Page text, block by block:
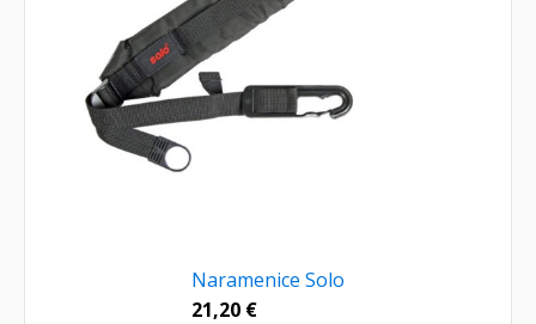
Naramenice Solo
21,20 €